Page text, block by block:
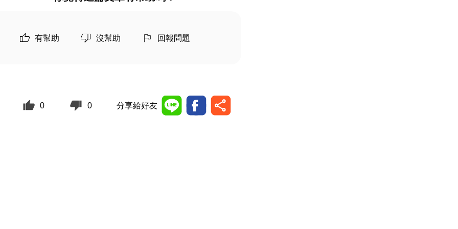
有幫助 沒幫助 回報問題
0 0 分享給好友